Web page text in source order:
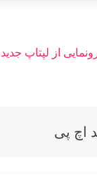
از لپتاپ
اچ پی